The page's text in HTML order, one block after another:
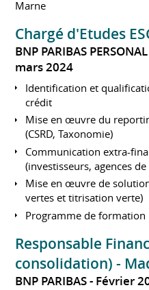
Marne
Chargé d'Etudes
BNP PARIBAS
mars 2024
Identification et
crédit
Mise en œuvre du
(CSRD, Taxonomie)
Communication extra-
(investisseurs, agences
Mise en œuvre de
vertes et titrisation verte)
Programme de formation
Responsable
consolidation) -
BNP PARIBAS Février